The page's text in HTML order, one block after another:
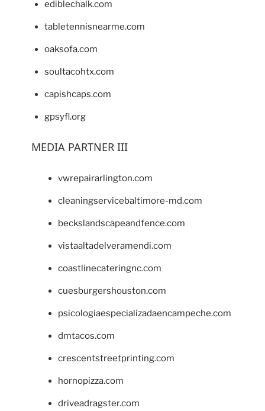
ediblechalk.com
tabletennisnearme.com
oaksofa.com
soultacohtx.com
capishcaps.com
gpsyfl.org
MEDIA PARTNER III
vwrepairarlington.com
cleaningservicebaltimore-md.com
beckslandscapeandfence.com
vistaaltadelveramendi.com
coastlinecateringnc.com
cuesburgershouston.com
psicologiaespecializadaencampeche.com
dmtacos.com
crescentstreetprinting.com
hornopizza.com
driveadragster.com